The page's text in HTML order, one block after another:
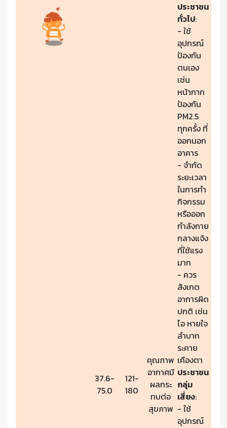
37.6-
75.0
121-
180
คุณภาพ
อากาศมี
ผลกระ
ทบต่อ
สุขภาพ
ประชาชน
ทั่วไป:
- ใช้
อุปกรณ์
ป้องกัน
ตนเอง
เช่น
หน้ากาก
ป้องกัน
PM2.5
ทุกครั้ง ที่
ออกนอก
อาคาร
- จำกัด
ระยะเวลา
ในการทำ
กิจกรรม
หรือออก
กำลังกาย
กลางแจ้ง
ที่ใช้แรง
มาก
- ควร
สังเกต
อาการผิด
ปกติ เช่น
ไอ หายใจ
ลำบาก
ระคาย
เคืองตา
ประชาชน
กลุ่ม
เสี่ยง:
- ใช้
อุปกรณ์